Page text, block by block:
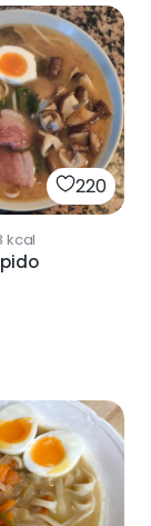
220
kcal